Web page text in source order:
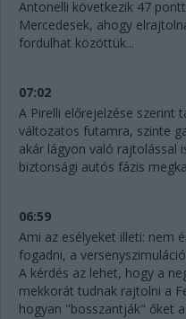
Antonelli következik 47
Mercedesek, ahogy
fordulhat közöttük...
07:02
A Pirelli előrejelzése szerint
változatos futamra, szinte
akár lágyon való rajtolással
biztonsági autós fázis
06:59
Ami az esélyeket illeti: nem
fogadni, a
A kérdés az lehet, hogy a
mekkorát tudnak rajtolni a
hogyan "bosszantják" őket